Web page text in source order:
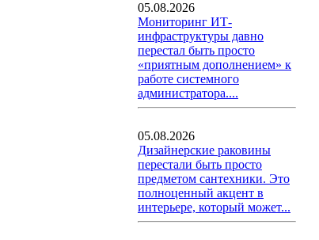
05.08.2026
Мониторинг ИТ-
инфраструктуры давно
перестал быть просто
«приятным дополнением» к
работе системного
администратора....
05.08.2026
Дизайнерские раковины
перестали быть просто
предметом сантехники. Это
полноценный акцент в
интерьере, который может...